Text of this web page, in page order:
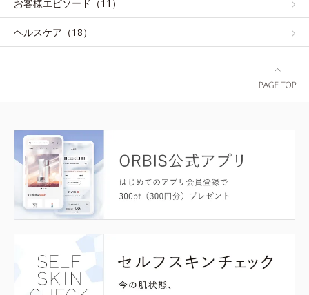
お客様エピソード（11）
ヘルスケア（18）